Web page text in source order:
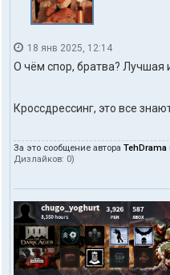
18 янв 2025, 12:14
О чём спор, братва? Лучшая
Кроссдрессинг, это все
За это сообщение автора TehDrama
Дизлайков: 0)